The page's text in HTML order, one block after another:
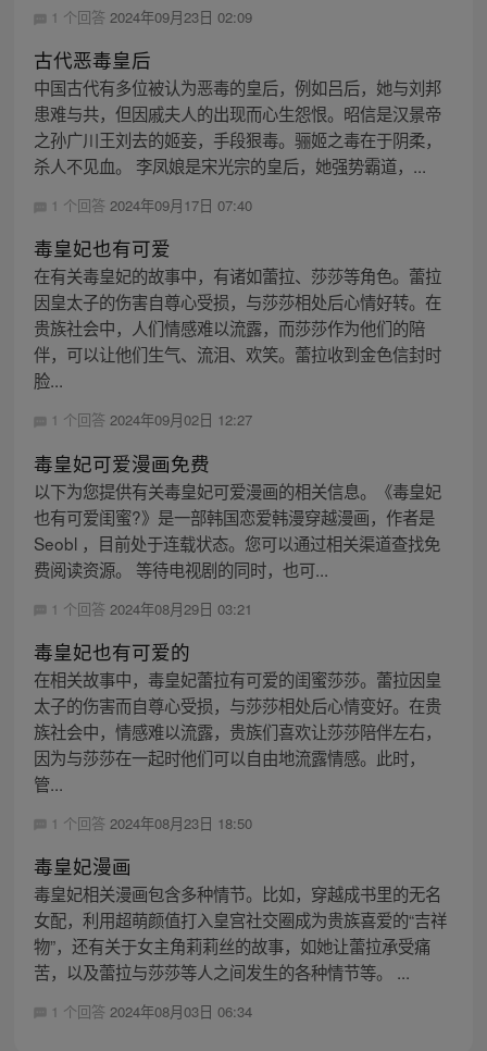
1 个回答 2024年09月23日 02:09
古代恶毒皇后
中国古代有多位被认为恶毒的皇后，例如吕后，她与刘邦
患难与共，但因戚夫人的出现而心生怨恨。昭信是汉景帝
之孙广川王刘去的姬妾，手段狠毒。骊姬之毒在于阴柔，
杀人不见血。 李凤娘是宋光宗的皇后，她强势霸道，...
1 个回答 2024年09月17日 07:40
毒皇妃也有可爱
在有关毒皇妃的故事中，有诸如蕾拉、莎莎等角色。蕾拉
因皇太子的伤害自尊心受损，与莎莎相处后心情好转。在
贵族社会中，人们情感难以流露，而莎莎作为他们的陪
伴，可以让他们生气、流泪、欢笑。蕾拉收到金色信封时
脸...
1 个回答 2024年09月02日 12:27
毒皇妃可爱漫画免费
以下为您提供有关毒皇妃可爱漫画的相关信息。《毒皇妃
也有可爱闺蜜?》是一部韩国恋爱韩漫穿越漫画，作者是
Seobl ，目前处于连载状态。您可以通过相关渠道查找免
费阅读资源。 等待电视剧的同时，也可...
1 个回答 2024年08月29日 03:21
毒皇妃也有可爱的
在相关故事中，毒皇妃蕾拉有可爱的闺蜜莎莎。蕾拉因皇
太子的伤害而自尊心受损，与莎莎相处后心情变好。在贵
族社会中，情感难以流露，贵族们喜欢让莎莎陪伴左右，
因为与莎莎在一起时他们可以自由地流露情感。此时，
管...
1 个回答 2024年08月23日 18:50
毒皇妃漫画
毒皇妃相关漫画包含多种情节。比如，穿越成书里的无名
女配，利用超萌颜值打入皇宫社交圈成为贵族喜爱的“吉祥
物”，还有关于女主角莉莉丝的故事，如她让蕾拉承受痛
苦，以及蕾拉与莎莎等人之间发生的各种情节等。 ...
1 个回答 2024年08月03日 06:34